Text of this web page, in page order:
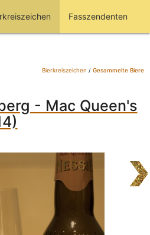
Fasszendenten
Bierkreiszeichen / Gesammelte Biere
- Mac Queen's